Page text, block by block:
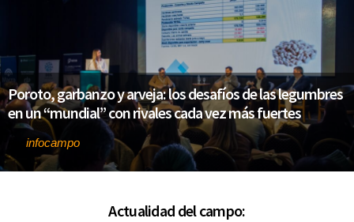
Poroto, garbanzo y arveja: los desafíos de las legumbres
en un “mundial” con rivales cada vez más fuertes
infocampo
Actualidad del campo: